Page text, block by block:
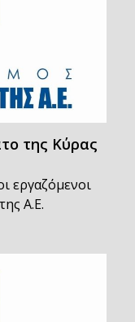
της Κύρας
εργαζόμενοι
Α.Ε.